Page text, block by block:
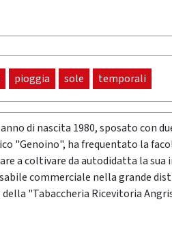
pioggia sole temporali
anno di nascita 1980, sposato con
"Genoino", ha frequentato la
a coltivare da autodidatta la
commerciale nella grande
"Tabaccheria Ricevitoria